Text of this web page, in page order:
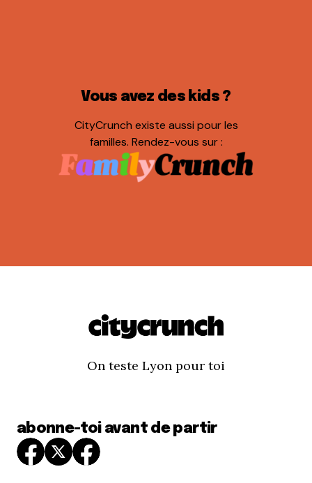
Vous avez des kids ?
CityCrunch existe aussi pour les
familles. Rendez-vous sur :
On teste Lyon pour toi
abonne-toi avant de partir